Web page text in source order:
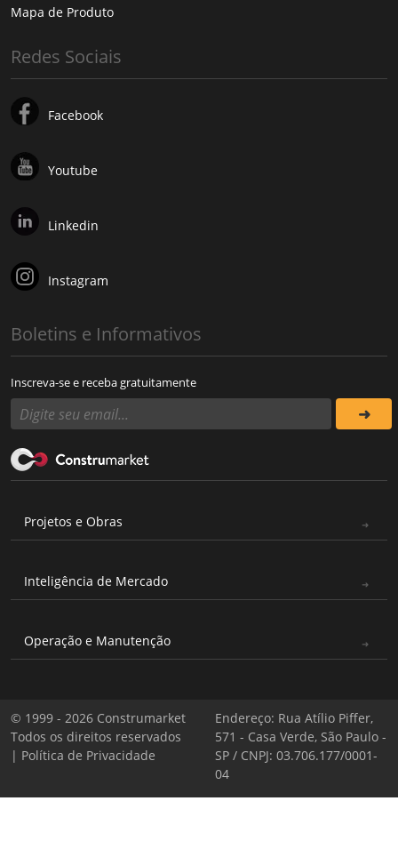
Mapa de Produto
Redes Sociais
Facebook
Youtube
Linkedin
Instagram
Boletins e Informativos
Inscreva-se e receba gratuitamente
Projetos e Obras
Inteligência de Mercado
Operação e Manutenção
© 1999 - 2026 Construmarket
Todos os direitos reservados
| Política de Privacidade
Endereço: Rua Atílio Piffer,
571 - Casa Verde, São Paulo -
SP / CNPJ: 03.706.177/0001-
04